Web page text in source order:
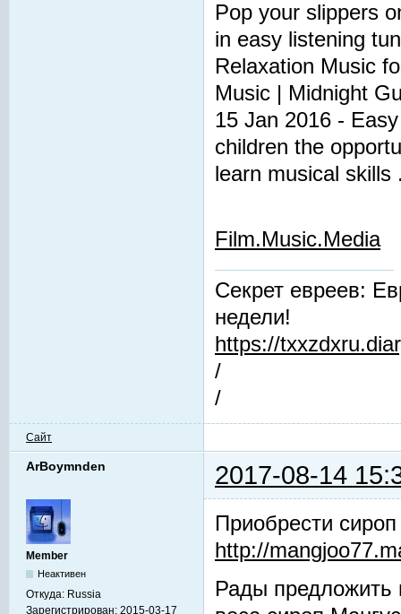
Pop your slippers
in easy listening
Relaxation Music
Music | Midnight
15 Jan 2016 -
children the
learn musical skills
Film.Music.Media
Секрет евреев:
недели!
https://
/
/
Сайт
ArBoymnden 2017-08-14
Member
Неактивен
Откуда: Russia
Зарегистрирован: 2015-03-17
Приобрести
http://
Рады предложить